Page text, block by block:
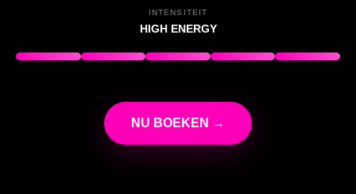
INTENSITEIT
HIGH ENERGY
NU BOEKEN →